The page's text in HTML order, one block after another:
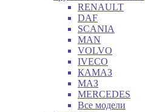
RENAULT
DAF
SCANIA
MAN
VOLVO
IVECO
КАМАЗ
МАЗ
MERCEDES
Все модели